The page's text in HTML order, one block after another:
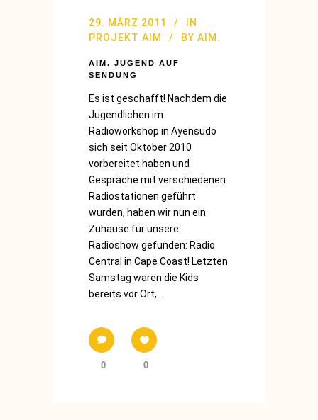
29. MÄRZ 2011
IN
PROJEKT AIM
BY AIM.
AIM. JUGEND AUF
SENDUNG
Es ist geschafft! Nachdem die
Jugendlichen im
Radioworkshop in Ayensudo
sich seit Oktober 2010
vorbereitet haben und
Gespräche mit verschiedenen
Radiostationen geführt
wurden, haben wir nun ein
Zuhause für unsere
Radioshow gefunden: Radio
Central in Cape Coast! Letzten
Samstag waren die Kids
bereits vor Ort,...
0 0